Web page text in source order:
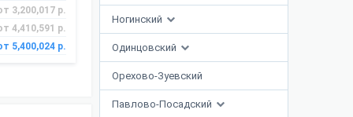
Ногинский
Одинцовский
Орехово-Зуевский
Павлово-Посадский
3,200,017 р.
4,410,591 р.
5,400,024 р.